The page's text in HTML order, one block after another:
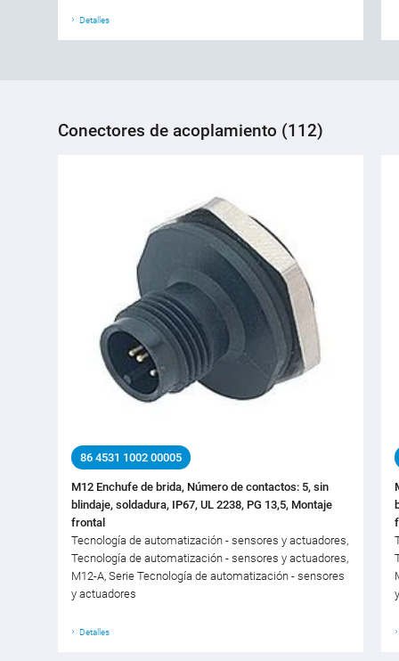
Detalles
Conectores de acoplamiento (112)
86 4531 1002 00005
M12 Enchufe de brida, Número de contactos: 5, sin
blindaje, soldadura, IP67, UL 2238, PG 13,5, Montaje
frontal
Tecnología de automatización - sensores y actuadores,
Tecnología de automatización - sensores y actuadores,
M12-A, Serie Tecnología de automatización - sensores
y actuadores
Detalles